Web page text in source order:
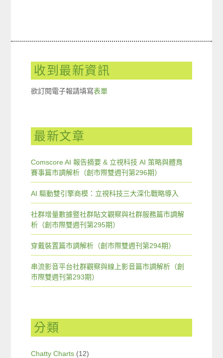
收到最新資訊
欲訂閱電子報請填寫表單
最新文章
Comscore AI 報告摘要 & 立視科技 AI 策略與體育
賽事篇市調解析（創市際雙週刊第296期）
AI 驅動雙引擎商模：立視科技三大深化戰略導入
社群增量數據暨社群貼文觀察與社群服務篇市調解
析（創市際雙週刊第295期）
穿戴裝置篇市調解析（創市際雙週刊第294期）
串流影音平台社群觀察與線上影音篇市調解析（創
市際雙週刊第293期）
分類
Chatty Charts (12)